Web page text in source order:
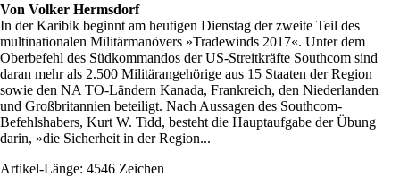
Von Volker Hermsdorf
In der Karibik beginnt am heutigen Dienstag der zweite Teil des
multinationalen Militärmanövers »Tradewinds 2017«. Unter dem
Oberbefehl des Südkommandos der US-Streitkräfte Southcom sind
daran mehr als 2.500 Militärangehörige aus 15 Staaten der Region
sowie den NA TO-Ländern Kanada, Frankreich, den Niederlanden
und Großbritannien beteiligt. Nach Aussagen des Southcom-
Befehlshabers, Kurt W. Tidd, besteht die Hauptaufgabe der Übung
darin, »die Sicherheit in der Region...
Artikel-Länge: 4546 Zeichen